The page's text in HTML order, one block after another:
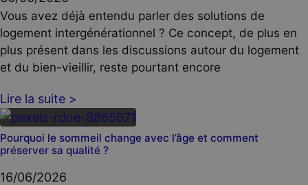
Vous avez déjà entendu parler des solutions de
logement intergénérationnel ? Ce concept, de plus en
plus présent dans les discussions autour du logement
et du bien-vieillir, reste pourtant encore
Lire la suite >
Pourquoi le sommeil change avec l’âge et comment
préserver sa qualité ?
16/06/2026